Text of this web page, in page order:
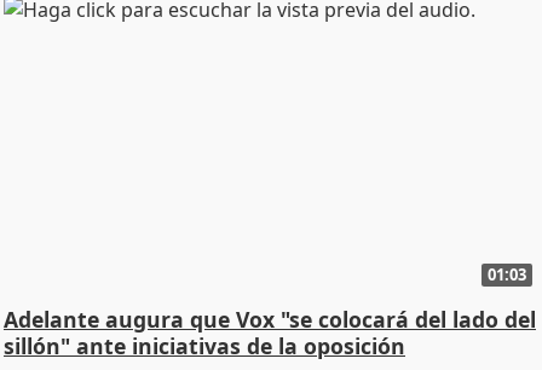
01:03
Adelante augura que Vox "se colocará del lado del
sillón" ante iniciativas de la oposición